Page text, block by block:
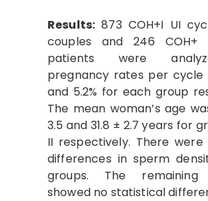
Results: 873 COH+I UI
couples and 246 COH+
patients were
pregnancy rates per cycle
and 5.2% for each group
The mean woman’s age
3.5 and 31.8 ± 2.7 years for
II respectively. There were
differences in sperm
groups. The remaining
showed no statistical